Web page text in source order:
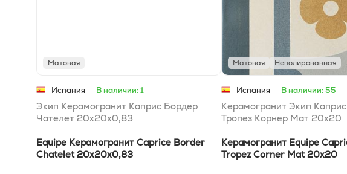
Матовая
Испания В наличии: 1
Экип Керамогранит Каприс Бордер
Чателет 20x20x0,83
Equipe Керамогранит Caprice Border
Chatelet 20x20x0,83
Матовая Неполированная
Испания В наличии: 55
Керамогранит Экип
Тропез Корнер Мат 20x20
Керамогранит Equipe
Tropez Corner Mat 20x20